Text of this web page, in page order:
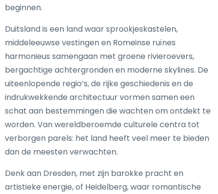
beginnen.
Duitsland is een land waar sprookjeskastelen,
middeleeuwse vestingen en Romeinse ruïnes
harmonieus samengaan met groene rivieroevers,
bergachtige achtergronden en moderne skylines. De
uiteenlopende regio’s, de rijke geschiedenis en de
indrukwekkende architectuur vormen samen een
schat aan bestemmingen die wachten om ontdekt te
worden. Van wereldberoemde culturele centra tot
verborgen parels: het land heeft veel meer te bieden
dan de meesten verwachten.
Denk aan Dresden, met zijn barokke pracht en
artistieke energie, of Heidelberg, waar romantische